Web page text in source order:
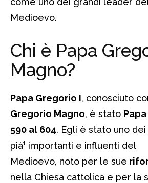
Medioevo.
Chi è Papa
Magno?
Papa Gregorio I, conosciuto
Gregorio Magno, è stato
590 al 604. Egli è stato uno dei
pià¹ importanti e influenti del
Medioevo, noto per le sue
nella Chiesa cattolica e per la